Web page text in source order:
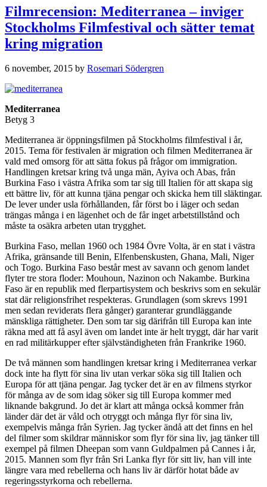
Filmrecension: Mediterranea – inviger
Stockholms Filmfestival och sätter temat
kring migration
6 november, 2015 by Rosemari Södergren
Mediterranea
Betyg 3
Mediterranea är öppningsfilmen på Stockholms filmfestival i år,
2015. Tema för festivalen är migration och filmen Mediterranea är
vald med omsorg för att sätta fokus på frågor om immigration.
Handlingen kretsar kring två unga män, Ayiva och Abas, från
Burkina Faso i västra Afrika som tar sig till Italien för att skapa sig
ett bättre liv, för att kunna tjäna pengar och skicka hem till släktingar.
De lever under usla förhållanden, får först bo i läger och sedan
trängas många i en lägenhet och de får inget arbetstillstånd och
måste ta osäkra arbeten utan trygghet.
Burkina Faso, mellan 1960 och 1984 Övre Volta, är en stat i västra
Afrika, gränsande till Benin, Elfenbenskusten, Ghana, Mali, Niger
och Togo. Burkina Faso består mest av savann och genom landet
flyter tre stora floder: Mouhoun, Nazinon och Nakambe. Burkina
Faso är en republik med flerpartisystem och beskrivs som en sekulär
stat där religionsfrihet respekteras. Grundlagen (som skrevs 1991
men sedan reviderats flera gånger) garanterar grundläggande
mänskliga rättigheter. Den som tar sig därifrån till Europa kan inte
räkna med att få asyl även om landet inte är helt tryggt, där har varit
en rad militärkupper efter självständigheten från Frankrike 1960.
De två männen som handlingen kretsar kring i Mediterranea verkar
dock inte ha flytt för sina liv utan verkar söka sig till Italien och
Europa för att tjäna pengar. Jag tycker det är en av filmens styrkor
för många av de som idag söker sig till Europa kommer med
liknande bakgrund. Jo det är klart att många också kommer från
länder där det är våld och otryggt och många flyr för sina liv,
exempelvis många från Syrien. Jag tycker ändå att det finns en hel
del filmer som skildrar människor som flyr för sina liv, jag tänker till
exempel på filmen Dheepan som vann Guldpalmen på Cannes i år,
2015. Mannen som flyr från Sri Lanka flyr för sitt liv, han vill inte
längre vara med rebellerna och hans liv är därför hotat både av
regeringsstyrkorna och rebellerna.